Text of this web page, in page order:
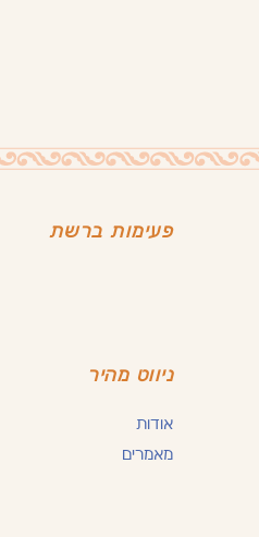
פעימות ברשת
ניווט מהיר
אודות
מאמרים